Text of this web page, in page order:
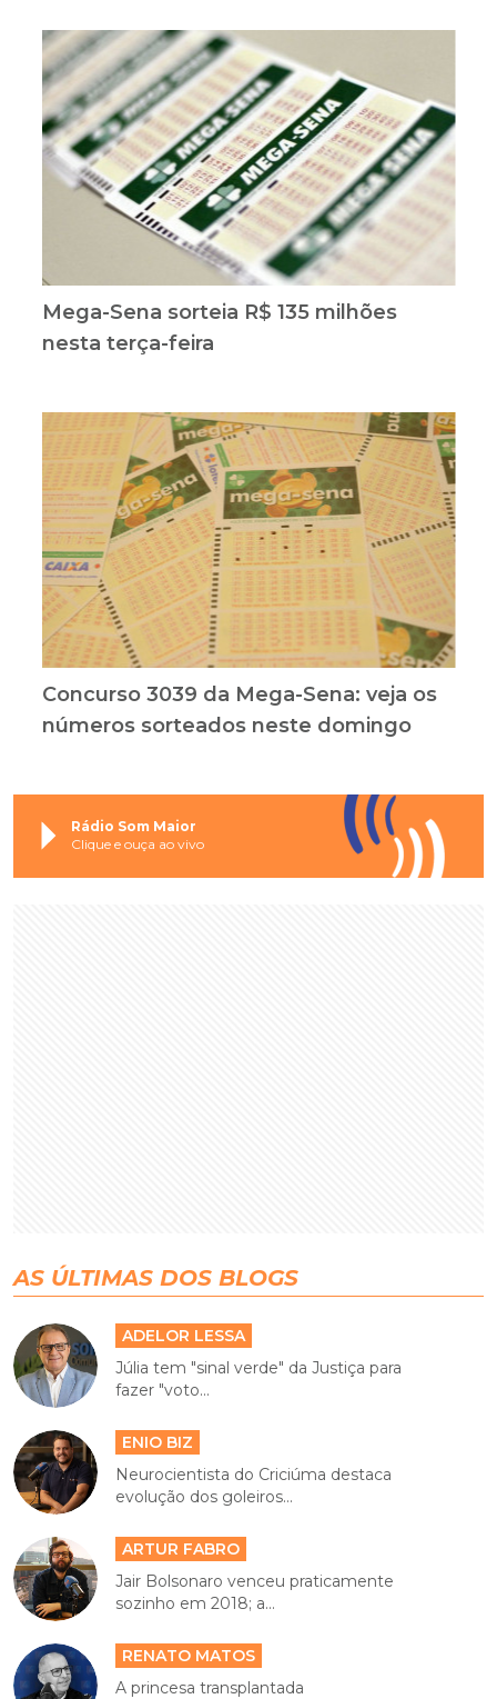
Mega-Sena sorteia R$ 135 milhões
nesta terça-feira
Concurso 3039 da Mega-Sena: veja os
números sorteados neste domingo
Rádio Som Maior
Clique e ouça ao vivo
AS ÚLTIMAS DOS BLOGS
ADELOR LESSA
Júlia tem "sinal verde" da Justiça para
fazer "voto...
ENIO BIZ
Neurocientista do Criciúma destaca
evolução dos goleiros...
ARTUR FABRO
Jair Bolsonaro venceu praticamente
sozinho em 2018; a...
RENATO MATOS
A princesa transplantada